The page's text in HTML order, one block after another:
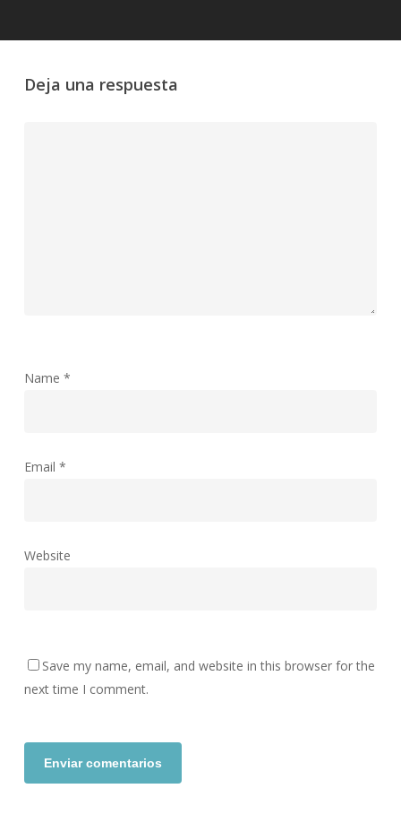
Deja una respuesta
Name *
Email *
Website
Save my name, email, and website in this browser for the
next time I comment.